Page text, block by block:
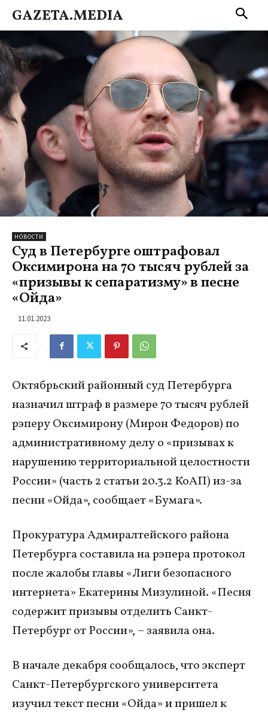
GAZETA.MEDIA
НОВОСТИ
Суд в Петербурге оштрафовал
Оксимирона на 70 тысяч рублей за
«призывы к сепаратизму» в песне
«Ойда»
11.01.2023
Октябрьский районный суд Петербурга
назначил штраф в размере 70 тысяч рублей
рэперу Оксимирону (Мирон Федоров) по
административному делу о «призывах к
нарушению территориальной целостности
России» (часть 2 статьи 20.3.2 КоАП) из-за
песни «Ойда», сообщает «Бумага».
Прокуратура Адмиралтейского района
Петербурга составила на рэпера протокол
после жалобы главы «Лиги безопасного
интернета» Екатерины Мизулиной. «Песня
содержит призывы отделить Санкт-
Петербург от России», – заявила она.
В начале декабря сообщалось, что эксперт
Санкт-Петербургского университета
изучил текст песни «Ойда» и пришел к